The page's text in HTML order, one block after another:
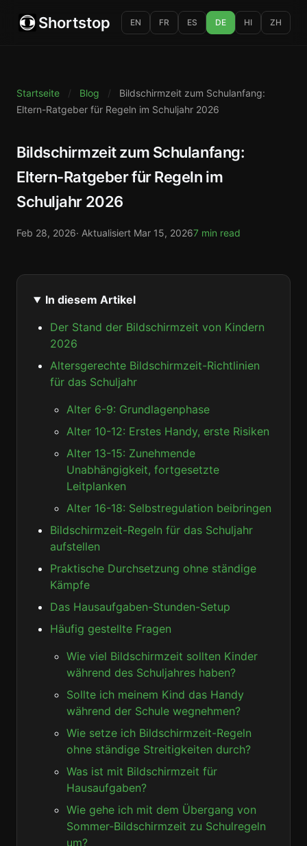
Shortstop EN FR ES DE HI ZH
Startseite / Blog /
Bildschirmzeit zum Schulanfang:
Eltern-Ratgeber für Regeln im Schuljahr 2026
Bildschirmzeit zum Schulanfang:
Eltern-Ratgeber für Regeln im
Schuljahr 2026
Feb 28, 2026· Aktualisiert Mar 15, 20267 min read
In diesem Artikel
Der Stand der Bildschirmzeit von Kindern
2026
Altersgerechte Bildschirmzeit-Richtlinien
für das Schuljahr
Alter 6-9: Grundlagenphase
Alter 10-12: Erstes Handy, erste Risiken
Alter 13-15: Zunehmende
Unabhängigkeit, fortgesetzte
Leitplanken
Alter 16-18: Selbstregulation beibringen
Bildschirmzeit-Regeln für das Schuljahr
aufstellen
Praktische Durchsetzung ohne ständige
Kämpfe
Das Hausaufgaben-Stunden-Setup
Häufig gestellte Fragen
Wie viel Bildschirmzeit sollten Kinder
während des Schuljahres haben?
Sollte ich meinem Kind das Handy
während der Schule wegnehmen?
Wie setze ich Bildschirmzeit-Regeln
ohne ständige Streitigkeiten durch?
Was ist mit Bildschirmzeit für
Hausaufgaben?
Wie gehe ich mit dem Übergang von
Sommer-Bildschirmzeit zu Schulregeln
um?